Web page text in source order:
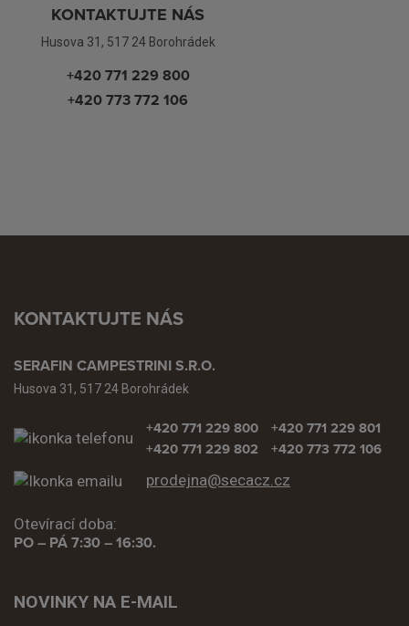
KONTAKTUJTE NÁS
Husova 31, 517 24 Borohrádek
+420 771 229 800
+420 773 772 106
KONTAKTUJTE NÁS
SERAFIN CAMPESTRINI S.R.O.
Husova 31, 517 24 Borohrádek
+420 771 229 800
+420 771 229 802
+420 771 229 801
+420 773 772 106
prodejna@secacz.cz
Otevírací doba:
PO – PÁ 7:30 – 16:30.
NOVINKY NA E-MAIL